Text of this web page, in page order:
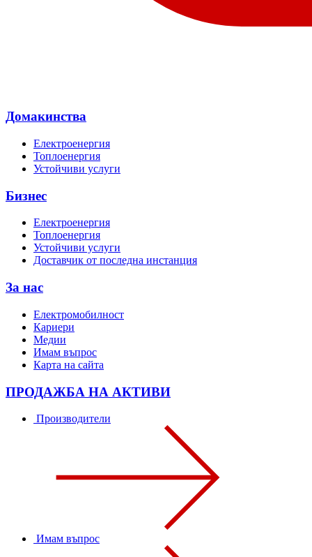
Домакинства
Електроенергия
Топлоенергия
Устойчиви услуги
Бизнес
Електроенергия
Топлоенергия
Устойчиви услуги
Доставчик от последна инстанция
За нас
Електромобилност
Кариери
Медии
Имам въпрос
Карта на сайта
ПРОДАЖБА НА АКТИВИ
Производители
Имам въпрос